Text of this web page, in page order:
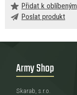
Přidat k oblíbeným
Poslat produkt
Army Shop
Skarab, s.r.o.